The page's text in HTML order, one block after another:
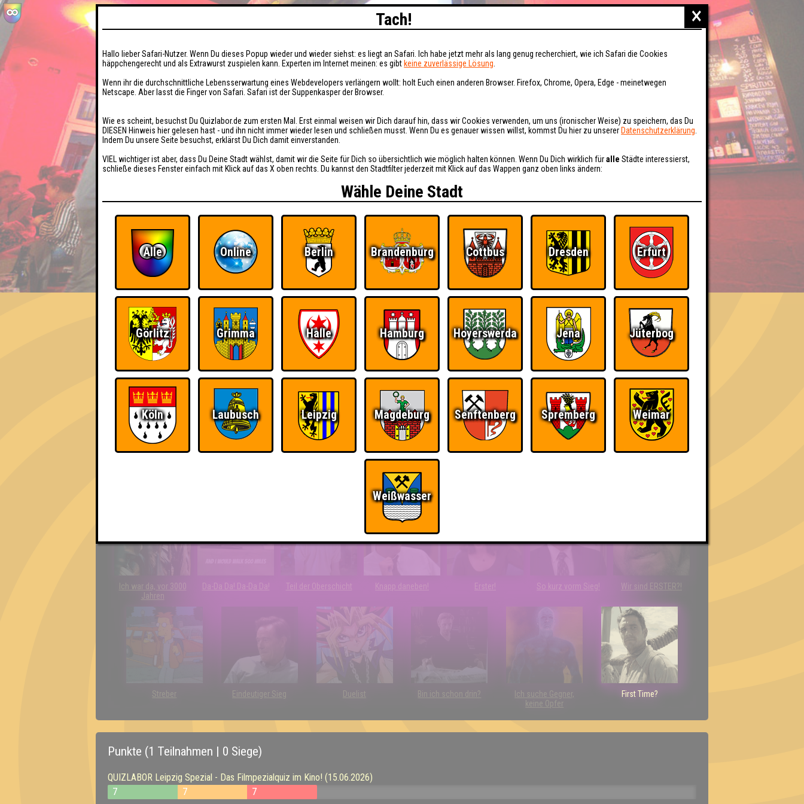
EVENTS HIGHSCORE RESERVIERUNG BUCHEN FAQ ÜBER UNS
Die weisen Filmchaoten
Errungenschaften
Kleiner Hinweis: bei uns sind Teams, die in einem Stechen verlieren, trotzdem auf dem 1. Platz - den haben sie sich schließlich verdient! Entsprechend gibt es
für diese auch Errungenschaften für den 1. Platz.
Quizveteran
Ich war da, vor 3000
Jahren
Da-Da Da! Da-Da Da! Teil der Oberschicht Knapp daneben! Erster! So kurz vorm Sieg! Wir sind ERSTER?!
Streber Eindeutiger Sieg Duelist Bin ich schon drin?
Ich suche Gegner,
keine Opfer
First Time?
Punkte (1 Teilnahmen | 0 Siege)
QUIZLABOR Leipzig Spezial - Das Filmpezialquiz im Kino! (15.06.2026)
7
7 7
×
Tach!
Hallo lieber Safari-Nutzer. Wenn Du dieses Popup wieder und wieder siehst: es liegt an Safari. Ich habe jetzt mehr als lang genug recherchiert, wie ich Safari die Cookies
häppchengerecht und als Extrawurst zuspielen kann. Experten im Internet meinen: es gibt keine zuverlässige Lösung
Wenn ihr die durchschnittliche Lebensserwartung eines Webdevelopers verlängern wollt: holt Euch einen anderen Browser. Firefox, Chrome, Opera, Edge - meinetwegen
Netscape. Aber lasst die Finger von Safari. Safari ist der Suppenkasper der Browser.
Wie es scheint, besuchst Du Quizlabor.de zum ersten Mal. Erst einmal weisen wir Dich darauf hin, dass wir Cookies verwenden, um uns (ironischer Weise) zu speichern, das Du
DIESEN Hinweis hier gelesen hast - und ihn nicht immer wieder lesen und schließen musst. Wenn Du es genauer wissen willst, kommst Du hier zu unserer Datenschutzerklärung
Indem Du unsere Seite besuchst, erklärst Du Dich damit einverstanden.
VIEL wichtiger ist aber, dass Du Deine Stadt wählst, damit wir die Seite für Dich so übersichtlich wie möglich halten können. Wenn Du Dich wirklich füralle Städte interessierst,
schließe dieses Fenster einfach mit Klick auf das X oben rechts. Du kannst den Stadtfilter jederzeit mit Klick auf das Wappen ganz oben links ändern:
Wähle Deine Stadt
Alle Online Berlin Brandenburg Cottbus Dresden Erfurt
Görlitz Grimma Halle Hamburg Hoyerswerda Jena Jüterbog
Köln Laubusch Leipzig Magdeburg Senftenberg Spremberg Weimar
Weißwasser